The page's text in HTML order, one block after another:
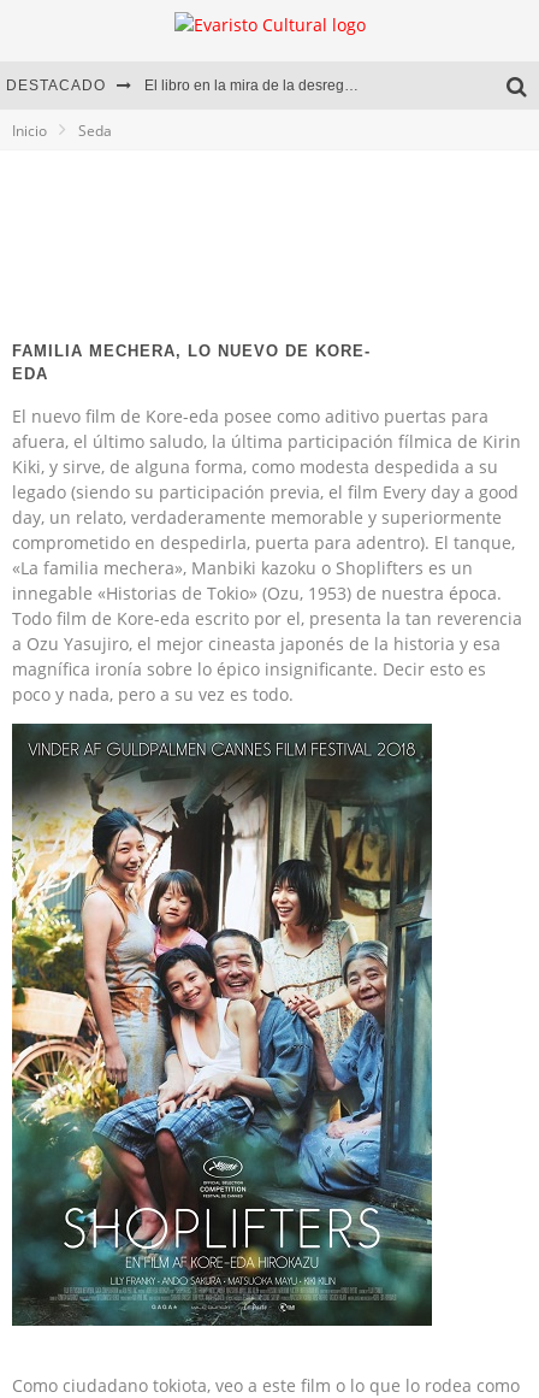
DESTACADO El libro en la mira de la desregulación
Inicio Seda
FAMILIA MECHERA, LO NUEVO DE KORE-
EDA
El nuevo film de Kore-eda posee como aditivo puertas para
afuera, el último saludo, la última participación fílmica de Kirin
Kiki, y sirve, de alguna forma, como modesta despedida a su
legado (siendo su participación previa, el film Every day a good
day, un relato, verdaderamente memorable y superiormente
comprometido en despedirla, puerta para adentro). El tanque,
«La familia mechera», Manbiki kazoku o Shoplifters es un
innegable «Historias de Tokio» (Ozu, 1953) de nuestra época.
Todo film de Kore-eda escrito por el, presenta la tan reverencia
a Ozu Yasujiro, el mejor cineasta japonés de la historia y esa
magnífica ironía sobre lo épico insignificante. Decir esto es
poco y nada, pero a su vez es todo.
Como ciudadano tokiota, veo a este film o lo que lo rodea como